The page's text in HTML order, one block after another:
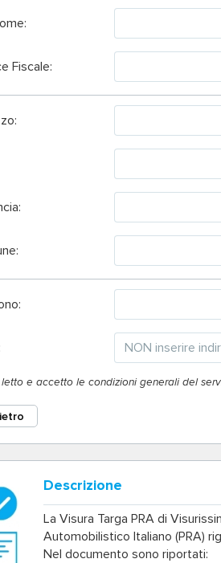
Fiscale:
e accetto le condizioni generali del
Descrizione
LaVisura Targa PRA di
Automobilistico Italiano (PRA)
Nel documento sono riportati: